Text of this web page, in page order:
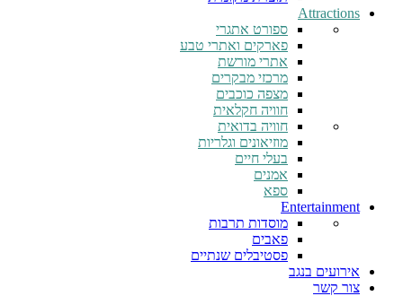
Attractions
ספורט אתגרי
פארקים ואתרי טבע
אתרי מורשת
מרכזי מבקרים
מצפה כוכבים
חוויה חקלאית
חוויה בדואית
מוזיאונים וגלריות
בעלי חיים
אמנים
ספא
Entertainment
מוסדות תרבות
פאבים
פסטיבלים שנתיים
אירועים בנגב
צור קשר